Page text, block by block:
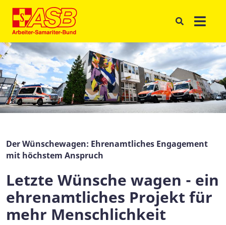
Der Wünschewagen: Ehrenamtliches Engagement
mit höchstem Anspruch
Letzte Wünsche wagen - ein
ehrenamtliches Projekt für
mehr Menschlichkeit